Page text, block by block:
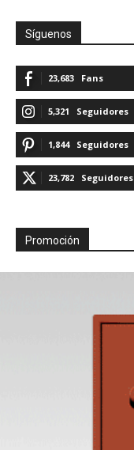
Síguenos
23,683 Fans
5,321 Seguidores
1,844 Seguidores
23,782 Seguidores
Promoción